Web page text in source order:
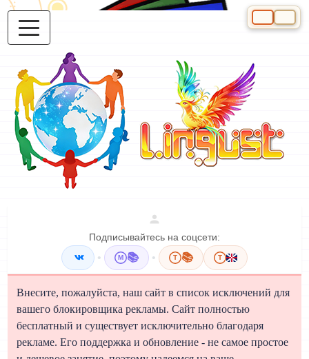
Подписывайтесь на соцсети:
• M 📚 • T 📚 T
Внесите, пожалуйста, наш сайт в список исключений для
вашего блокировщика рекламы. Сайт полностью
бесплатный и существует исключительно благодаря
рекламе. Его поддержка и обновление - не самое простое